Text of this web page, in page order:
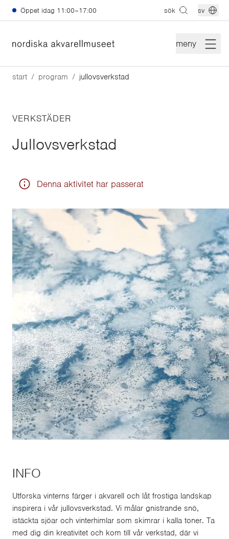
Hoppa till huvudinnehåll
Öppet idag 11:00–17:00 sök sv
meny
start program jullovsverkstad
VERKSTÄDER
Jullovsverkstad
Denna aktivitet har passerat
INFO
Utforska vinterns färger i akvarell och låt frostiga landskap
inspirera i vår jullovsverkstad. Vi målar gnistrande snö,
istäckta sjöar och vinterhimlar som skimrar i kalla toner. Ta
med dig din kreativitet och kom till vår verkstad, där vi